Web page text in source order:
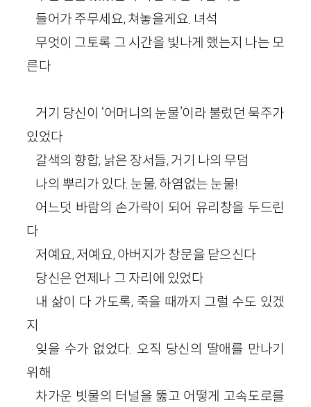
들어가 주무세요, 쳐놓을게요. 녀석
무엇이 그토록 그 시간을 빛나게 했는지 나는 모
른다
거기 당신이 ‘어머니의 눈물’이라 불렀던 묵주가
있었다
갈색의 향합, 낡은 장서들, 거기 나의 무덤
나의 뿌리가 있다. 눈물, 하염없는 눈물!
어느덧 바람의 손가락이 되어 유리창을 두드린
다
저예요, 저예요, 아버지가 창문을 닫으신다
당신은 언제나 그 자리에 있었다
내 삶이 다 가도록, 죽을 때까지 그럴 수도 있겠
지
잊을 수가 없었다. 오직 당신의 딸애를 만나기
위해
차가운 빗물의 터널을 뚫고 어떻게 고속도로를